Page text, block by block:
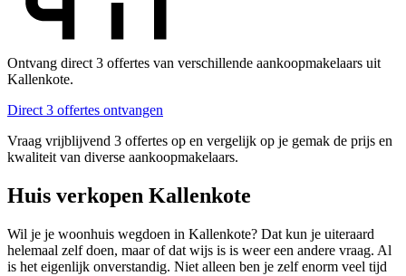
Ontvang direct 3 offertes van verschillende aankoopmakelaars uit
Kallenkote.
Direct 3 offertes ontvangen
Vraag vrijblijvend 3 offertes op en vergelijk op je gemak de prijs en
kwaliteit van diverse aankoopmakelaars.
Huis verkopen Kallenkote
Wil je je woonhuis wegdoen in Kallenkote? Dat kun je uiteraard
helemaal zelf doen, maar of dat wijs is is weer een andere vraag. Al
is het eigenlijk onverstandig. Niet alleen ben je zelf enorm veel tijd